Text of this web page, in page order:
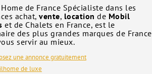
de France Spécialiste dans les
achat, vente, location de Mobil
et de Chalets en France, est le
des plus grandes marques de France
servir au mieux.
une annonce gratuitement
de luxe